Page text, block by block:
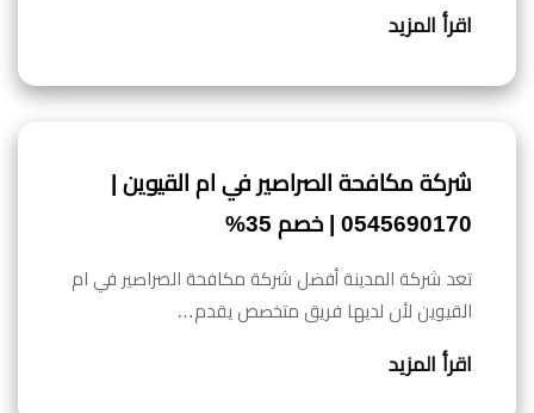
اقرأ المزيد
شركة مكافحة الصراصير في ام القيوين |
0545690170 | خصم 35%
تعد شركة المدينة أفضل شركة مكافحة الصراصير في ام
القيوين لأن لديها فريق متخصص يقدم…
اقرأ المزيد